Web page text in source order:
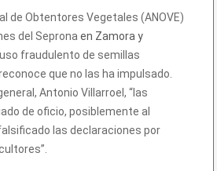
de Obtentores Vegetales (ANOVE)
del Seprona en Zamora y
fraudulento de semillas
que no las ha impulsado.
Antonio Villarroel, “las
de oficio, posiblemente al
las declaraciones por